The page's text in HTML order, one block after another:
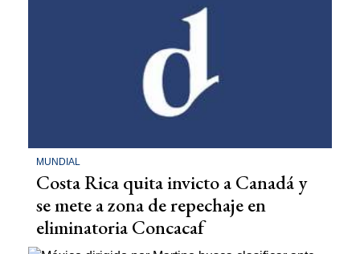
MUNDIAL
Costa Rica quita invicto a Canadá y
se mete a zona de repechaje en
eliminatoria Concacaf